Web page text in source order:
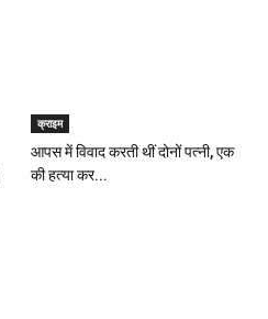
क्राइम
आपस में विवाद करती थीं दोनों पत्नी, एक
की हत्या कर...